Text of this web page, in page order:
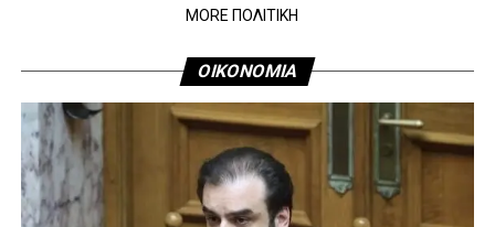
MORE ΠΟΛΙΤΙΚΗ
ΟΙΚΟΝΟΜΙΑ